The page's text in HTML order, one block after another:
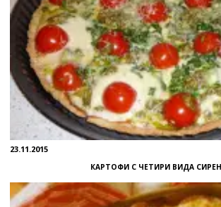
23.11.2015
КАРТОФИ С ЧЕТИРИ ВИДА